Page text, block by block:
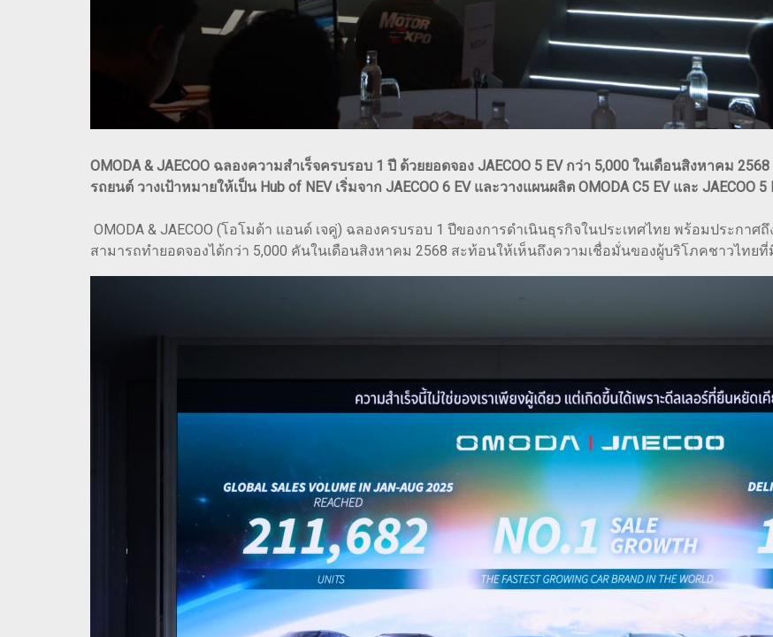
OMODA & JAECOO ฉลองความสำเร็จครบรอบ 1 ปี ด้วยยอดจอง JAECOO 5 EV กว่า 5,000 ในเดือนสิงหาคม
รถยนต์ วางเป้าหมายให้เป็น Hub of NEV เริ่มจาก JAECOO 6 EV และวางแผนผลิต OMODA C5 EV และ JAECOO
OMODA & JAECOO (โอโมด้า แอนด์ เจคู่) ฉลองครบรอบ 1 ปีของการดำเนินธุรกิจในประเทศไทย พร้อมประกาศ
สามารถทำยอดจองได้กว่า 5,000 คันในเดือนสิงหาคม 2568 สะท้อนให้เห็นถึงความเชื่อมั่นของผู้บริโภคชาวไท